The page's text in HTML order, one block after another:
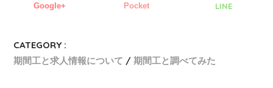
Google+ Pocket LINE
CATEGORY :
期間工と求人情報について
期間工と調べてみた